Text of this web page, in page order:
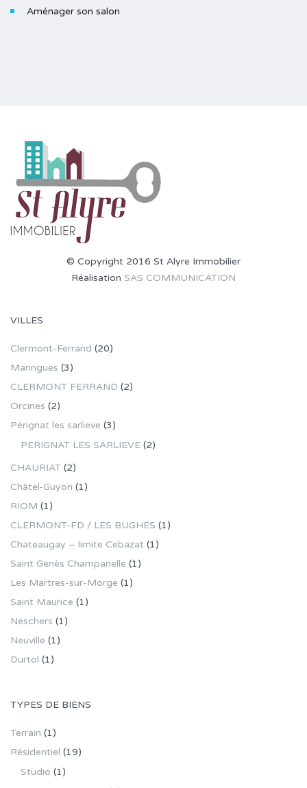
Aménager son salon
© Copyright 2016 St Alyre Immobilier
Réalisation SAS COMMUNICATION
VILLES
Clermont-Ferrand (20)
Maringues (3)
CLERMONT FERRAND (2)
Orcines (2)
Pérignat les sarlieve (3)
PERIGNAT LES SARLIEVE (2)
CHAURIAT (2)
Châtel-Guyon (1)
RIOM (1)
CLERMONT-FD / LES BUGHES (1)
Chateaugay – limite Cebazat (1)
Saint Genès Champanelle (1)
Les Martres-sur-Morge (1)
Saint Maurice (1)
Neschers (1)
Neuville (1)
Durtol (1)
TYPES DE BIENS
Terrain (1)
Résidentiel (19)
Studio (1)